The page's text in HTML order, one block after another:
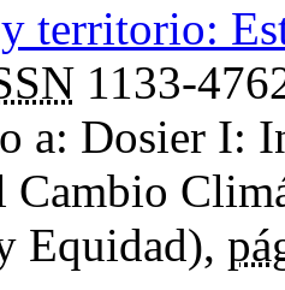
territorio:
1133-
a: Dosier I:
Cambio
Equidad),